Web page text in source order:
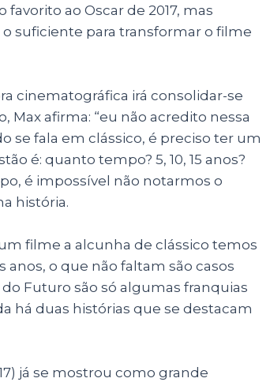
ao Oscar de 2017, mas
suficiente para transformar o filme
cinematográfica irá consolidar-se
Max afirma: “eu não acredito nessa
se fala em clássico, é preciso ter um
é: quanto tempo? 5, 10, 15 anos?
é impossível não notarmos o
história.
filme a alcunha de clássico temos
anos, o que não faltam são casos
Futuro são só algumas franquias
há duas histórias que se destacam
já se mostrou como grande